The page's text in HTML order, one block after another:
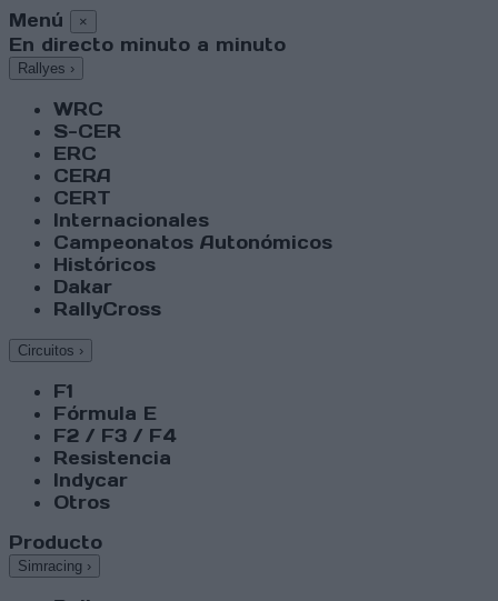
Menú ×
En directo minuto a minuto
Rallyes ›
WRC
S-CER
ERC
CERA
CERT
Internacionales
Campeonatos Autonómicos
Históricos
Dakar
RallyCross
Circuitos ›
F1
Fórmula E
F2 / F3 / F4
Resistencia
Indycar
Otros
Producto
Simracing ›